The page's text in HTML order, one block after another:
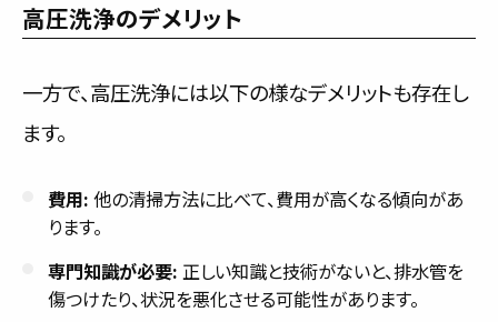
高圧洗浄のデメリット
一方で、高圧洗浄には以下の様なデメリットも存在し
ます。
費用: 他の清掃方法に比べて、費用が高くなる傾向があ
ります。
専門知識が必要: 正しい知識と技術がないと、排水管を
傷つけたり、状況を悪化させる可能性があります。